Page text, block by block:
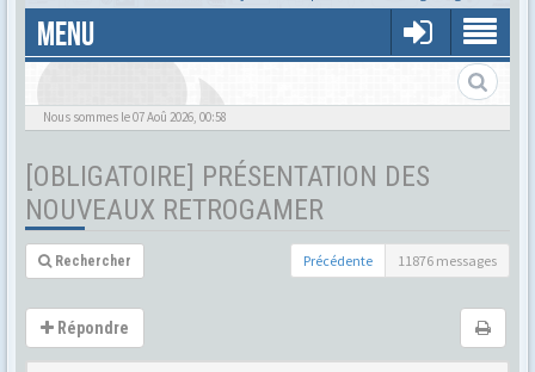
MENU
Nous sommes le 07 Aoû 2026, 00:58
[OBLIGATOIRE] PRÉSENTATION DES
NOUVEAUX RETROGAMER
Précédente 11876 messages
Rechercher
Répondre